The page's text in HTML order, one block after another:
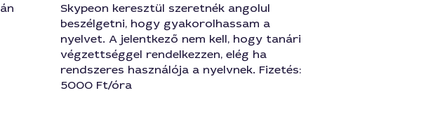
Skypeon keresztül szeretnék angolul
beszélgetni, hogy gyakorolhassam a
nyelvet. A jelentkező nem kell, hogy tanári
végzettséggel rendelkezzen, elég ha
rendszeres használója a nyelvnek. Fizetés:
5000 Ft/óra